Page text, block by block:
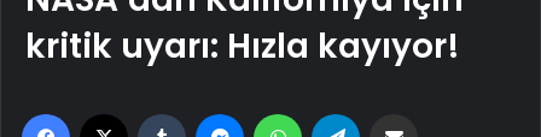
kritik uyarı: Hızla kayıyor!
Facebook Tumblr MessengerWhatsApp